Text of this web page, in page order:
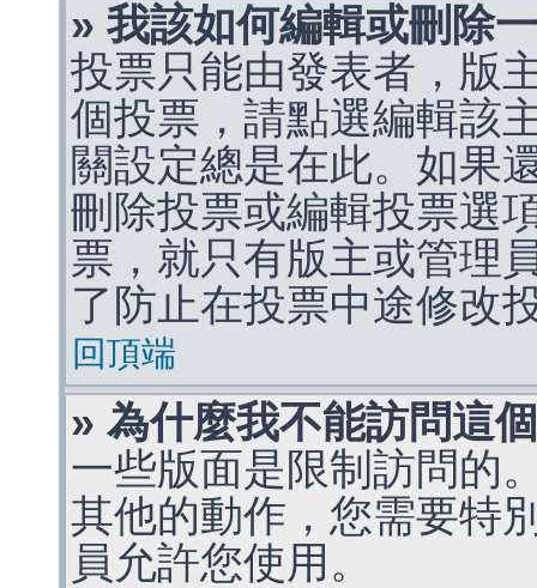
» 我該如何編輯或刪除
投票只能由發表者，版
個投票，請點選編輯該
關設定總是在此。如果
刪除投票或編輯投票選
票，就只有版主或管理
了防止在投票中途修改
回頂端
» 為什麼我不能訪問這
一些版面是限制訪問的
其他的動作，您需要特
員允許您使用。